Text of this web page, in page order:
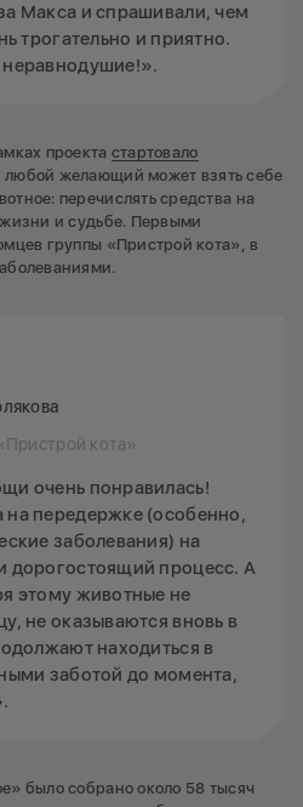
Макса и спрашивали, чем
трогательно и приятно.
проекта стартовало
желающий может взять себе
перечислять средства на
и судьбе. Первыми
группы «Пристрой кота», в
кота»
очень понравилась!
на передержке (особенно,
заболевания) на
дорогостоящий процесс. А
этому животные не
не оказываются вновь в
находиться в
заботой до момента,
было собрано около 58 тысяч